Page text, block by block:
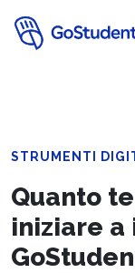
STRUMENTI
Quanto
iniziare a